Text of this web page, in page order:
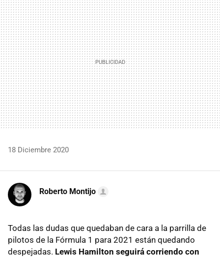
MAIL
18 Diciembre 2020
Roberto Montijo
Todas las dudas que quedaban de cara a la parrilla de
pilotos de la Fórmula 1 para 2021 están quedando
despejadas. Lewis Hamilton seguirá corriendo con